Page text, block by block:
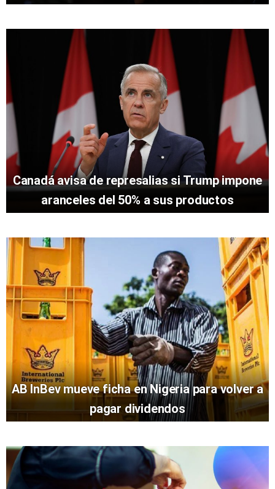
Canadá avisa de represalias si Trump impone
aranceles del 50% a sus productos
AB InBev mueve ficha en Nigeria para volver a
pagar dividendos